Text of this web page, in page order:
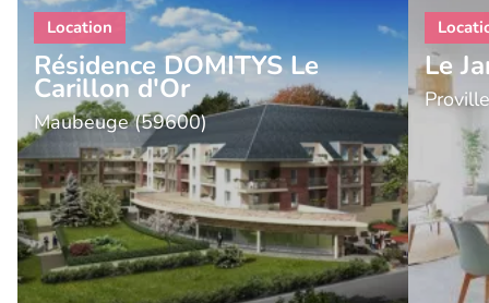
Résidence DOMITYS Le
Carillon d'Or
Maubeuge (59600)
Le